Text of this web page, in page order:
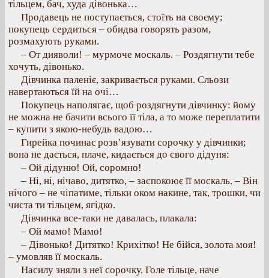
тільцем, бач, худа дівонька…
Продавець не поступається, стоїть на своєму;
покупець сердиться – обидва говорять разом,
розмахують руками.
– От дияволи! – мурмоче москаль. – Роздягнути тебе
хочуть, дівонько.
Дівчинка паленіє, закривається руками. Сльози
навертаються їй на очі…
Покупець наполягає, щоб роздягнути дівчинку: йому
не можна не бачити всього її тіла, а то може переплатити
– купити з якою-небудь вадою…
Гирейка починає розв’язувати сорочку у дівчинки;
вона не дається, плаче, кидається до свого дідуня:
– Ой дідуню! Ой, соромно!
– Ні, ні, нічаво, дитятко, – заспокоює її москаль. – Він
нічого – не чіпатиме, тільки оком накине, так, трошки, чи
чиста ти тільцем, ягідко.
Дівчинка все-таки не давалась, плакала:
– Ой мамо! Мамо!
– Дівонько! Дитятко! Крихітко! Не бійся, золота моя!
– умовляв її москаль.
Насилу зняли з неї сорочку. Голе тільце, наче